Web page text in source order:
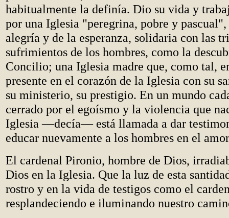
habitualmente la definía. Dio su vida y
por una Iglesia "peregrina, pobre y
alegría y de la esperanza, solidaria con las
sufrimientos de los hombres, como la
Concilio; una Iglesia madre que, como tal,
presente en el corazón de la Iglesia con su
su ministerio, su prestigio. En un mundo
cerrado por el egoísmo y la violencia que
Iglesia —decía— está llamada a dar
educar nuevamente a los hombres en el
El cardenal Pironio, hombre de Dios,
Dios en la Iglesia. Que la luz de esta
rostro y en la vida de testigos como el
resplandeciendo e iluminando nuestro